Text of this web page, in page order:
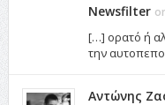
Newsfilter
[…] ορατό ή
την
Αντώνης